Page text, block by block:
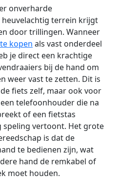
onverharde
terrein krijgt
door trillingen. Wanneer
kopen als vast onderdeel
je direct een krachtige
bij de hand om
weer vast te zetten. Dit is
fiets zelf, maar ook voor
telefoonhouder die na
of een fietstas
speling vertoont. Het grote
is dat de
te bedienen zijn, wat
hand de remkabel of
moet houden.